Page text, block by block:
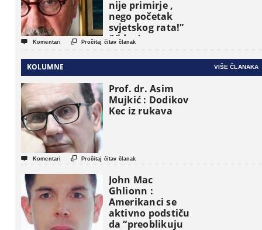
nije primirje ,
nego početak
svjetskog rata!”
(Video)
 Komentari  Pročitaj čitav članak
KOLUMNE VIŠE ČLANAKA
Prof. dr. Asim
Mujkić : Dodikov
Kec iz rukava
 Komentari  Pročitaj čitav članak
John Mac
Ghlionn :
Amerikanci se
aktivno podstiču
da “preoblikuju